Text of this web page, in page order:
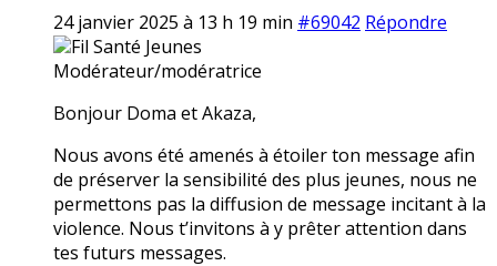
24 janvier 2025 à 13 h 19 min #69042 Répondre
Fil Santé Jeunes
Modérateur/modératrice
Bonjour Doma et Akaza,
Nous avons été amenés à étoiler ton message afin
de préserver la sensibilité des plus jeunes, nous ne
permettons pas la diffusion de message incitant à la
violence. Nous t’invitons à y prêter attention dans
tes futurs messages.